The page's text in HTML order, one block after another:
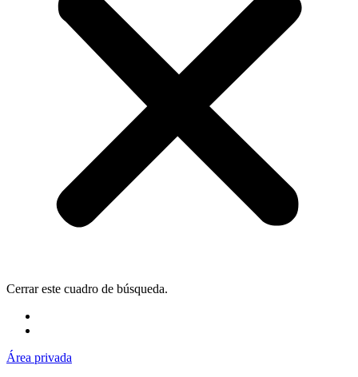
Cerrar este cuadro de búsqueda.
Área privada